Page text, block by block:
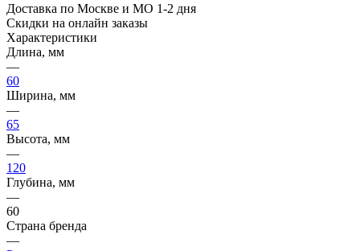
Доставка по Москве и МО 1-2 дня
Скидки на онлайн заказы
Характеристики
Длина, мм
—
60
Ширина, мм
—
65
Высота, мм
—
120
Глубина, мм
—
60
Страна бренда
—